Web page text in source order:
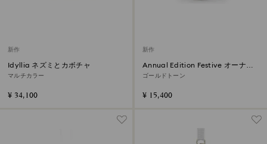
新作
Idyllia ネズミとカボチャ
マルチカラー
¥ 34,100
新作
Annual Edition Festive オーナメ
ント 2026
ゴールドトーン
¥ 15,400